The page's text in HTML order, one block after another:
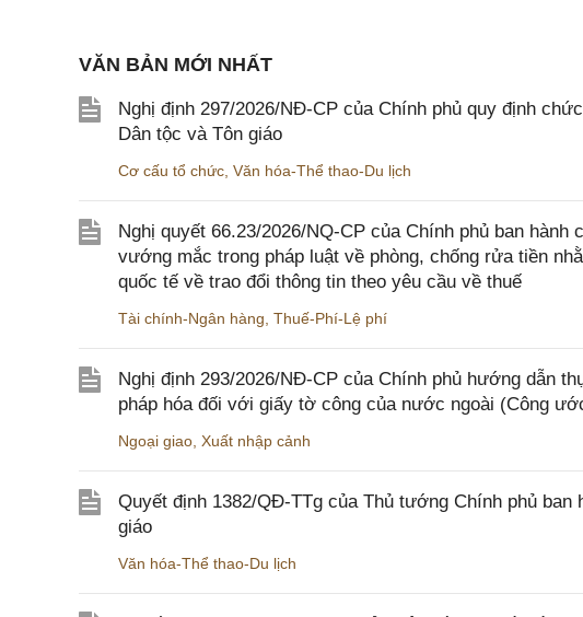
VĂN BẢN MỚI NHẤT
Nghị định 297/2026/NĐ-CP của Chính phủ quy định
Dân tộc và Tôn giáo
Cơ cấu tổ chức Văn hóa-Thể thao-Du lịch
Nghị quyết 66.23/2026/NQ-CP của Chính phủ ban
vướng mắc trong pháp luật về phòng, chống rửa tiền
quốc tế về trao đổi thông tin theo yêu cầu về thuế
Tài chính-Ngân hàng Thuế-Phí-Lệ phí
Nghị định 293/2026/NĐ-CP của Chính phủ hướng dẫn
pháp hóa đối với giấy tờ công của nước ngoài (Công
Ngoại giao Xuất nhập cảnh
Quyết định 1382/QĐ-TTg của Thủ tướng Chính phủ
giáo
Văn hóa-Thể thao-Du lịch